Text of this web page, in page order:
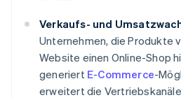
Verkaufs- und
Unternehmen, die Produkte
Website einen Online-Shop
generiert E-Commerce-
erweitert die